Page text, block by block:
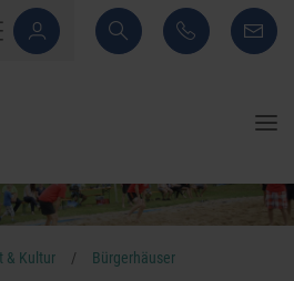
& Kultur / Bürgerhäuser